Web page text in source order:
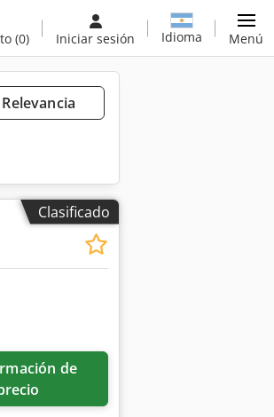
(0) Iniciar sesión Idioma Menú
Relevancia
Clasificado